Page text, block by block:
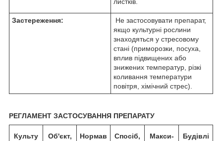
Застереження:
Не застосовувати препарат,
якщо культурні рослини
знаходяться у стресовому
стані (при­морозки, посуха,
вплив підвищених або
знижених температур, різкі
коливання температури
повітря, хімічний стрес).
РЕГЛАМЕНТ ЗАСТОСУВАННЯ ПРЕПАРАТУ
Культу
Об'єкт,
Нормав
Спосіб,
Макси­
Будівлі